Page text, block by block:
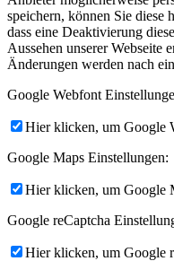
speichern, können Sie diese
dass eine Deaktivierung
Aussehen unserer Webseite
Änderungen werden nach
Google Webfont
Hier klicken, um Google
Google Maps Einstellungen:
Hier klicken, um Google
Google reCaptcha
Hier klicken, um Google